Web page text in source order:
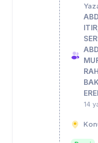
14